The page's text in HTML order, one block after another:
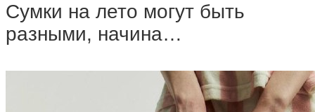
Сумки на лето могут быть
разными, начина…